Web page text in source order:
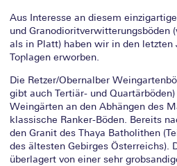
Aus Interesse an diesem
und Granodioritverwitterungsböden
als in Platt) haben wir in den letzten
Toplagen erworben.
Die Retzer/Obernalber
gibt auch Tertiär- und
Weingärten an den Abhängen des
klassische Ranker-Böden. Bereits
den Granit des Thaya Batholithen
des ältesten Gebirges Österreichs).
überlagert von einer sehr